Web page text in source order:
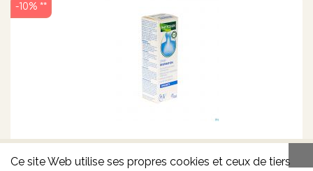
PHYTOSUN RESPIRATION SPRAY 30 ML
-10% **
Ce site Web utilise ses propres cookies et ceux de tiers